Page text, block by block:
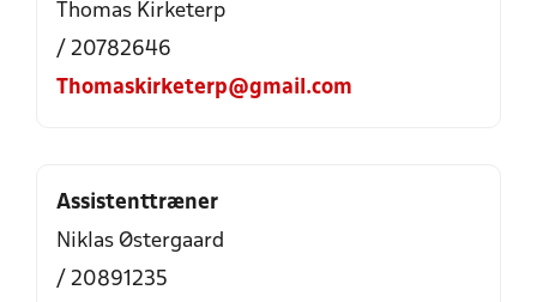
Thomas Kirketerp
/ 20782646
Thomaskirketerp@gmail.com
Assistenttræner
Niklas Østergaard
/ 20891235